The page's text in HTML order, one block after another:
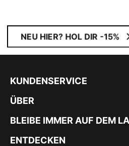
NEU HIER? HOL DIR -15%
KUNDENSERVICE
ÜBER
BLEIBE IMMER AUF DEM
ENTDECKEN